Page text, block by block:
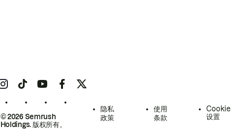
© 2026 Semrush
Holdings. 版权所有。
隐私
政策
使用
条款
Cookie
设置